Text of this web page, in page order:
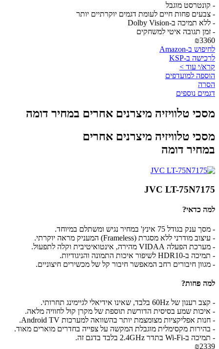
- קונטרסט מוגבל
- צבעים פחות חיים לעומת דגמים יוקרתיים יותר
- ללא תמיכה ב-Dolby Vision
- זמן תגובה איטי למשחקים
₪3360
לחיפוש ב-Amazon
לרכישה ב-KSP
קרא/י עוד >
הוספה למועדפים
הסרה
דגמים נוספים
מסכי טלוויזיה מיצרנים אחרים במחיר דומה
מסכי טלוויזיה מיצרנים אחרים
במחיר דומה
JVC LT-75N7175
למה כדאי?
- מסך ענק בגודל 75 אינץ' במחיר נגיש ומשתלם במיוחד.
- עיצוב מודרני ללא מסגרת (Frameless) המעניק מראה יוקרתי.
- מערכת הפעלה VIDAA מהירה, אינטואיטיבית וקלה לתפעול.
- תמיכה ב-HDR10 לשיפור איכות התמונה והניגודיות.
- מגוון חיבורים רחב המאפשר חיבור קל של מכשירים חיצוניים.
למה פחות?
- קצב רענון של 60Hz בלבד, שאינו אידיאלי לגיימינג תחרותי.
- איכות שמע בסיסית הדורשת תוספת של מקרן קול לחוויה מלאה.
- חנות אפליקציות מצומצמת יותר בהשוואה למערכות Android TV.
- בהירות מקסימלית מוגבלת המקשה על צפייה בחדרים מוארים מאוד.
- תמיכה ב-Wi-Fi בתדר 2.4GHz בלבד בדגם זה.
₪2339